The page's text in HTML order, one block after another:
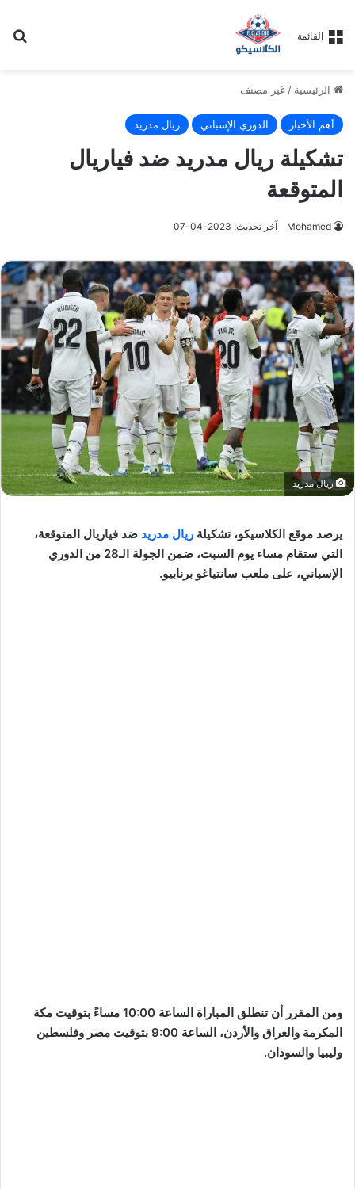
القائمة
الرئيسية / غير مصنف
أهم الأخبار الدوري الإسباني ريال مدريد
تشكيلة ريال مدريد ضد فياريال
المتوقعة
Mohamed آخر تحديث: 2023-04-07
ريال مدريد
يرصد موقع الكلاسيكو، تشكيلة ريال مدريد ضد فياريال المتوقعة،
التي ستقام مساء يوم السبت، ضمن الجولة الـ28 من الدوري
الإسباني، على ملعب سانتياغو برنابيو.
ومن المقرر أن تنطلق المباراة الساعة 10:00 مساءً بتوقيت مكة
المكرمة والعراق والأردن، الساعة 9:00 بتوقيت مصر وفلسطين
وليبيا والسودان.